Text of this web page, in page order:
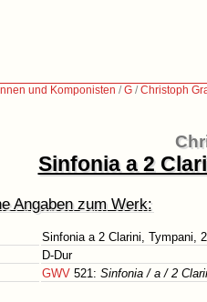
und Komponisten /G /Christoph
Sinfonia a 2
Angaben zum Werk:
Sinfonia a 2 Clarini, Tympani,
D-Dur
GWV 521: Sinfonia / a / 2